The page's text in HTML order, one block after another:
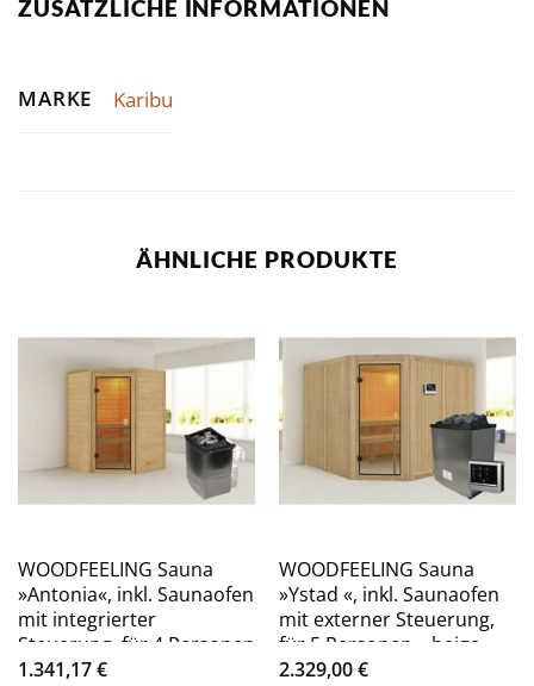
ZUSÄTZLICHE INFORMATIONEN
MARKE Karibu
ÄHNLICHE PRODUKTE
WOODFEELING Sauna
»Antonia«, inkl. Saunaofen
mit integrierter
Steuerung, für 4 Personen
– beige
1.341,17€
WOODFEELING Sauna
»Ystad «, inkl. Saunaofen
mit externer Steuerung,
für 5 Personen – beige
2.329,00€